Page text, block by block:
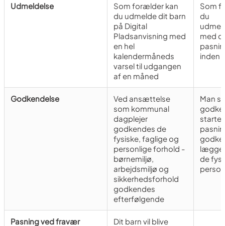
Udmeldelse
Som forælder kan
du udmelde dit barn
på Digital
Pladsanvisning med
en hel
kalendermåneds
varsel til udgangen
af en måned
Som
du
med
inden
Godkendelse
Ved ansættelse
som kommunal
dagplejer
godkendes de
fysiske, faglige og
personlige forhold -
børnemiljø,
arbejdsmiljø og
sikkerhedsforhold
godkendes
efterfølgende
Man
starte
de
Pasning ved fravær
Dit barn vil blive